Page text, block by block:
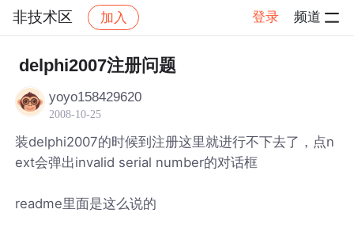
非技术区 加入 登录 频道
社区 非技术区 帖子详情
delphi2007注册问题
yoyo158429620
2008-10-25
装delphi2007的时候到注册这里就进行不下去了，点n
ext会弹出invalid serial number的对话框
readme里面是这么说的